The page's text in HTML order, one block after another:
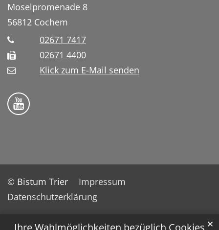
✕
Moselpromenade 8
56812 Cochem
02671 7417
02671 4400
Klick zum E-Mail senden
Bistum Trier auf YouTube
© Bistum Trier
Impressum
Datenschutzerklärung